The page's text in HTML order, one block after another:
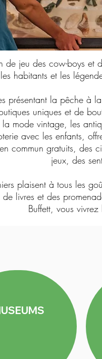
de jeu des cow-boys et
les habitants et les
présentant la pêche
uniques et de
mode vintage, les
avec les enfants,
commun gratuits, des
jeux, des
plaisent à tous les
livres et des
Buffett, vous